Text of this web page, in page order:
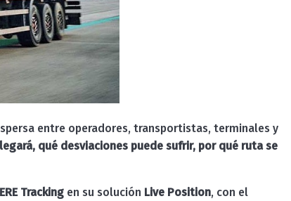
entre operadores, transportistas, terminales y
qué desviaciones puede sufrir, por qué ruta se
Tracking en su solución Live Position, con el